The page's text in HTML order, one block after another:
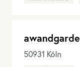
awandgarde
50931 Köln